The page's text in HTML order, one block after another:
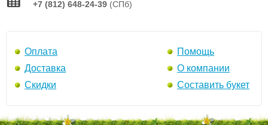
+7 (812) 648-24-39 (СПб)
Оплата
Доставка
Скидки
Помощь
О компании
Составить букет